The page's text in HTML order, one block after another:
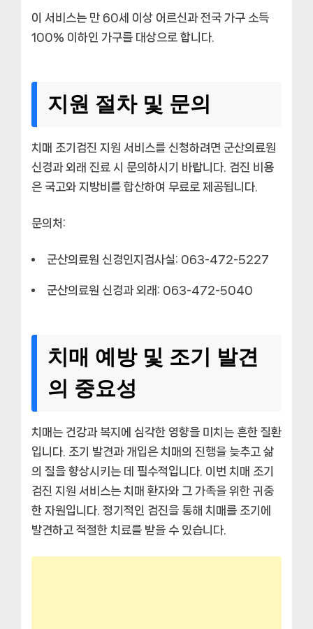
이 서비스는 만 60세 이상 어르신과 전국 가구 소득
100% 이하인 가구를 대상으로 합니다.
지원 절차 및 문의
치매 조기검진 지원 서비스를 신청하려면 군산의료원
신경과 외래 진료 시 문의하시기 바랍니다. 검진 비용
은 국고와 지방비를 합산하여 무료로 제공됩니다.
문의처:
군산의료원 신경인지검사실: 063-472-5227
군산의료원 신경과 외래: 063-472-5040
치매 예방 및 조기 발견
의 중요성
치매는 건강과 복지에 심각한 영향을 미치는 흔한 질환
입니다. 조기 발견과 개입은 치매의 진행을 늦추고 삶
의 질을 향상시키는 데 필수적입니다. 이번 치매 조기
검진 지원 서비스는 치매 환자와 그 가족을 위한 귀중
한 자원입니다. 정기적인 검진을 통해 치매를 조기에
발견하고 적절한 치료를 받을 수 있습니다.